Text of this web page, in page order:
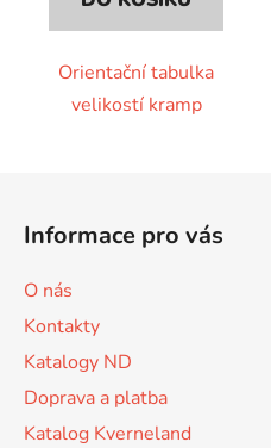
Orientační tabulka
velikostí kramp
Informace pro vás
O nás
Kontakty
Katalogy ND
Doprava a platba
Katalog Kverneland